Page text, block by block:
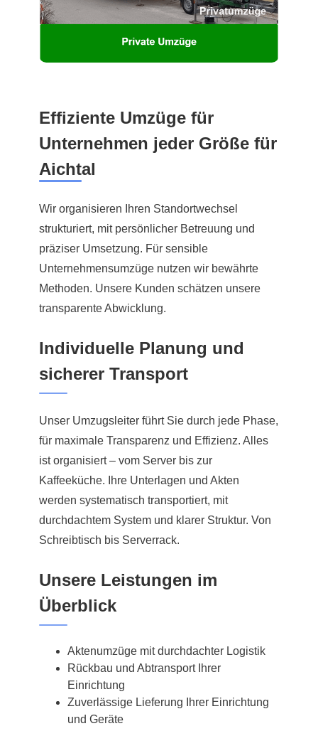
Effiziente Umzüge für
Unternehmen jeder Größe für
Aichtal
Wir organisieren Ihren Standortwechsel
strukturiert, mit persönlicher Betreuung und
präziser Umsetzung. Für sensible
Unternehmensumzüge nutzen wir bewährte
Methoden. Unsere Kunden schätzen unsere
transparente Abwicklung.
Individuelle Planung und
sicherer Transport
Unser Umzugsleiter führt Sie durch jede Phase,
für maximale Transparenz und Effizienz. Alles
ist organisiert – vom Server bis zur
Kaffeeküche. Ihre Unterlagen und Akten
werden systematisch transportiert, mit
durchdachtem System und klarer Struktur. Von
Schreibtisch bis Serverrack.
Unsere Leistungen im
Überblick
Aktenumzüge mit durchdachter Logistik
Rückbau und Abtransport Ihrer
Einrichtung
Zuverlässige Lieferung Ihrer Einrichtung
und Geräte